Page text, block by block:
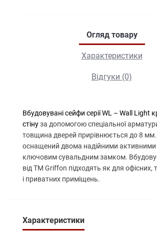
Огляд товару
Характеристики
Відгуки (0)
Вбудовувані сейфи серії WL – Wall Light
стінуза допомогою спеціальної
товщина дверей прирівнюється до 8
оснащений двома надійними
ключовим сувальднимзамком.
від ТМ Griffon підходять як для офісних,
і приватних приміщень.
Характеристики